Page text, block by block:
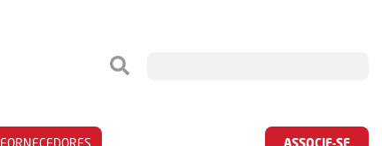
FORNECEDORES ASSOCIE-SE